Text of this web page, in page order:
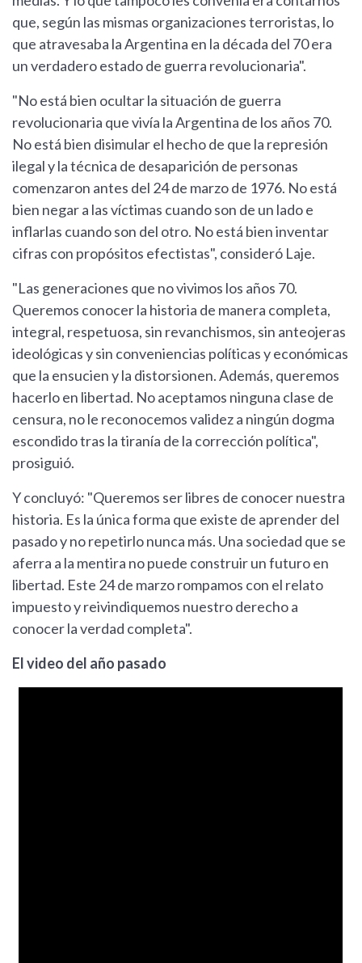
que, según las mismas organizaciones terroristas, lo
que atravesaba la Argentina en la década del 70 era
un verdadero estado de guerra revolucionaria".
"No está bien ocultar la situación de guerra
revolucionaria que vivía la Argentina de los años 70.
No está bien disimular el hecho de que la represión
ilegal y la técnica de desaparición de personas
comenzaron antes del 24 de marzo de 1976. No está
bien negar a las víctimas cuando son de un lado e
inflarlas cuando son del otro. No está bien inventar
cifras con propósitos efectistas", consideró Laje.
"Las generaciones que no vivimos los años 70.
Queremos conocer la historia de manera completa,
integral, respetuosa, sin revanchismos, sin anteojeras
ideológicas y sin conveniencias políticas y económicas
que la ensucien y la distorsionen. Además, queremos
hacerlo en libertad. No aceptamos ninguna clase de
censura, no le reconocemos validez a ningún dogma
escondido tras la tiranía de la corrección política",
prosiguió.
Y concluyó: "Queremos ser libres de conocer nuestra
historia. Es la única forma que existe de aprender del
pasado y no repetirlo nunca más. Una sociedad que se
aferra a la mentira no puede construir un futuro en
libertad. Este 24 de marzo rompamos con el relato
impuesto y reivindiquemos nuestro derecho a
conocer la verdad completa".
El video del año pasado